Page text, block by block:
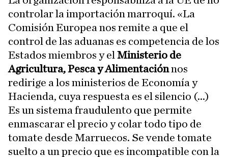
controlar la importación marroquí. «La
Comisión Europea nos remite a que el
control de las aduanas es competencia de los
Estados miembros y elMinisterio de
Agricultura, Pesca y Alimentaciónnos
redirige a los ministerios de Economía y
Hacienda, cuya respuesta es el silencio (...)
Es un sistema fraudulento que permite
enmascarar el precio y colar todo tipo de
tomate desde Marruecos. Se vende tomate
suelto a un precio que es incompatible con la